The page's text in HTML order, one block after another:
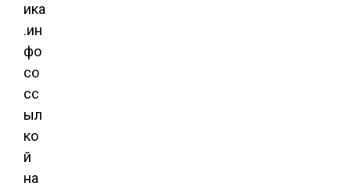
ика
.ин
фо
со
сс
ыл
ко
й
на